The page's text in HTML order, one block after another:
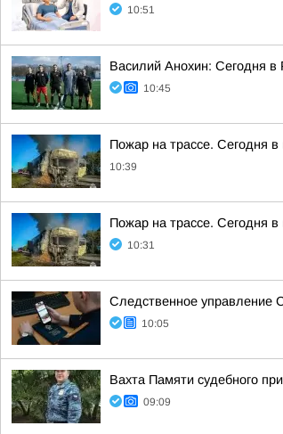
10:51
Василий Анохин: Сегодня в
10:45
Пожар на трассе. Сегодня
10:39
Пожар на трассе. Сегодня
10:31
Следственное управление
10:05
Вахта Памяти судебного
09:09